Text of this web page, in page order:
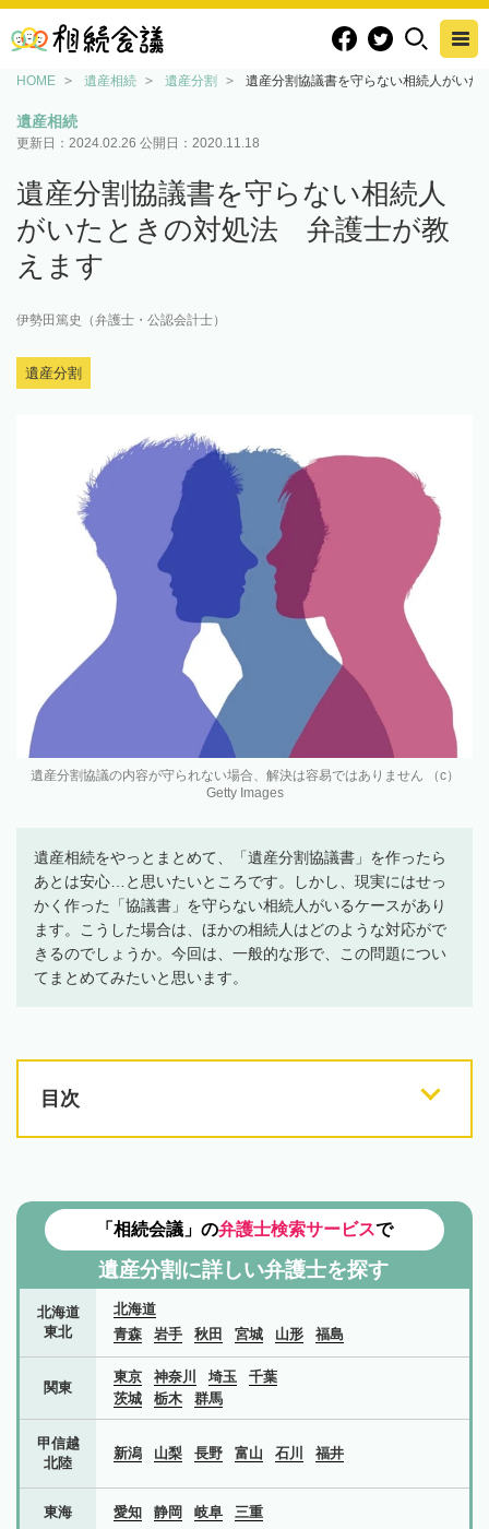
HOME 遺産相続 遺産分割 遺産分割協議書を守らない相続人がい
遺産相続
更新日： 2024.02.26 公開日： 2020.11.18
遺産分割協議書を守らない相続人
がいたときの対処法 弁護士が教
えます
伊勢田篤史（弁護士・公認会計士）
遺産分割
遺産分割協議の内容が守られない場合、解決は容易ではありません （c）
Getty Images
遺産相続をやっとまとめて、「遺産分割協議書」を作ったら
あとは安心…と思いたいところです。しかし、現実にはせっ
かく作った「協議書」を守らない相続人がいるケースがあり
ます。こうした場合は、ほかの相続人はどのような対応がで
きるのでしょうか。今回は、一般的な形で、この問題につい
てまとめてみたいと思います。
目次
「相続会議」の弁護士検索サービスで
遺産分割に詳しい弁護士を探す
北海道
東北
北海道
青森
岩手 秋田 宮城 山形 福島
関東
東京 神奈川 埼玉
千葉
茨城
栃木 群馬
甲信越
北陸
新潟 山梨 長野 富山 石川 福井
東海 愛知 静岡 岐阜 三重